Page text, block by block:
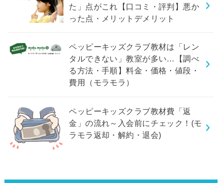
た」点がこれ【口コミ・評判】悪か
った点・メリットデメリット
ペッピーキッズクラブ教材は「レン
タルできない」教室が多い…【調べ
る方法・手順】料金・価格・値段・
費用（モラモラ）
ペッピーキッズクラブ教材費「返
金」の流れ～入会前にチェック！(モ
ラモラ返却・解約・退会)